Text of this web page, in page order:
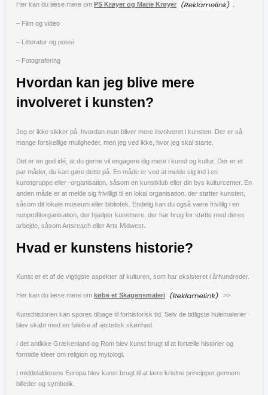
Her kan du læse mere om PS Krøyer og Marie Krøyer
– Film og video
– Litteratur og poesi
– Fotografering
Hvordan kan jeg blive mere
involveret i kunsten?
Jeg er ikke sikker på, hvordan man bliver mere involveret i kunsten. Der er så
mange forskellige muligheder, men jeg ved ikke, hvor jeg skal starte.
Det er en god idé, at du gerne vil engagere dig mere i kunst og kultur. Der er et
par måder, du kan gøre dette på. En måde er ved at melde sig ind i en
kunstgruppe eller -organisation, såsom en kunstklub eller din bys kulturcenter. En
anden måde er at melde sig frivilligt til en lokal organisation, der støtter kunsten,
såsom dit lokale museum eller bibliotek. Endelig kan du også være frivillig i en
nonprofitorganisation, der hjælper kunstnere, der har brug for støtte med deres
arbejde, såsom Artsreach eller Arts Midwest.
Hvad er kunstens historie?
Kunst er et af de vigtigste aspekter af kulturen, som har eksisteret i århundreder.
Her kan du læse mere om købe et Skagensmaleri >>
Kunsthistorien kan spores tilbage til forhistorisk tid. Selv de tidligste hulemalerier
blev skabt med en følelse af æstetisk skønhed.
I det antikke Grækenland og Rom blev kunst brugt til at fortælle historier og
formidle ideer om religion og mytologi.
I middelalderens Europa blev kunst brugt til at lære kristne principper gennem
billeder og symbolik.